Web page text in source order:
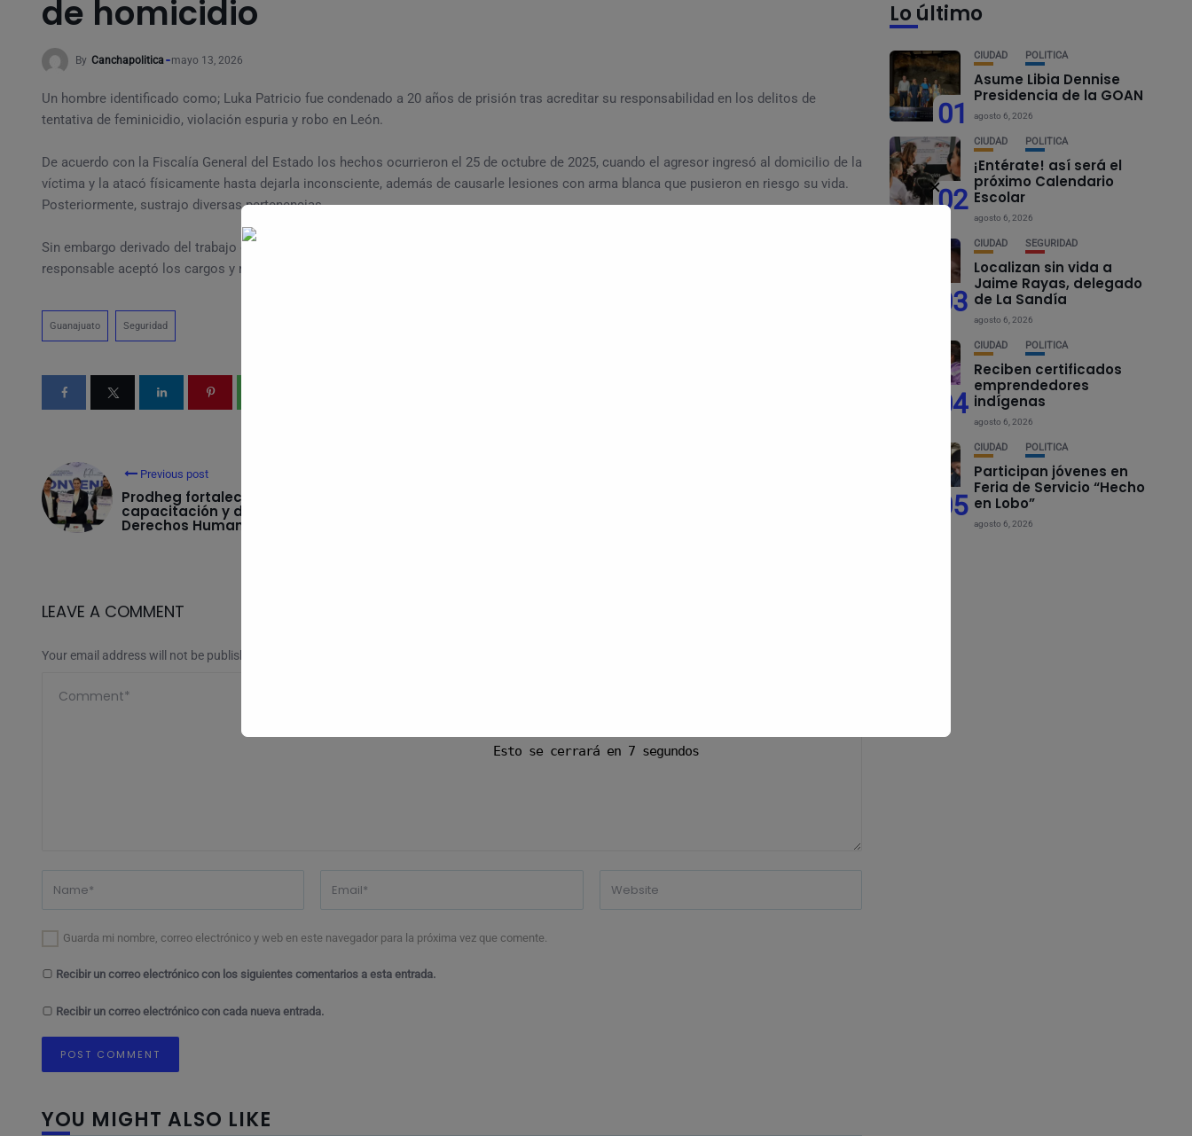
de homicidio
By Canchapolitica mayo 13, 2026
Un hombre identificado como; Luka Patricio fue condenado a 20 años de prisión tras acreditar su responsabilidad en los delitos de
tentativa de feminicidio, violación espuria y robo en León.
De acuerdo con la Fiscalía General del Estado los hechos ocurrieron el 25 de octubre de 2025, cuando el agresor ingresó al domicilio de la
víctima y la atacó físicamente hasta dejarla inconsciente, además de causarle lesiones con arma blanca que pusieron en riesgo su vida.
Posteriormente, sustrajo diversas pertenencias.
Sin embargo derivado del trabajo de investigación y a los elementos de prueba presentados por la agente del Ministerio Público, el
responsable aceptó los cargos y recibió sentencia condenatoria, así como el pago de multa y reparación del daño.
Guanajuato Seguridad
Previous post
Prodheg fortalece
capacitación y difusión de
Derechos Humanos
LEAVE A COMMENT
Your email address will not be published.
Guarda mi nombre, correo electrónico y web en este navegador para la próxima vez que comente.
Recibir un correo electrónico con los siguientes comentarios a esta entrada.
Recibir un correo electrónico con cada nueva entrada.
YOU MIGHT ALSO LIKE
Lo último
01
CIUDAD POLÍTICA
Asume Libia Dennise
Presidencia de la GOAN
agosto 6, 2026
02
CIUDAD POLÍTICA
¡Entérate! así será el
próximo Calendario
Escolar
agosto 6, 2026
03
CIUDAD SEGURIDAD
Localizan sin vida a
Jaime Rayas, delegado
de La Sandía
agosto 6, 2026
04
CIUDAD POLÍTICA
Reciben certificados
emprendedores
indígenas
agosto 6, 2026
05
CIUDAD POLÍTICA
Participan jóvenes en
Feria de Servicio “Hecho
en Lobo”
agosto 6, 2026
✕
Esto se cerrará en 6 segundos